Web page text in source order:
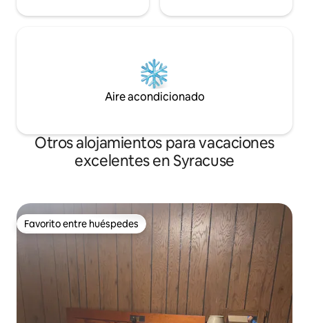
Aire acondicionado
Otros alojamientos para vacaciones
excelentes en Syracuse
Favorito entre huéspedes
Favorito entre huéspedes